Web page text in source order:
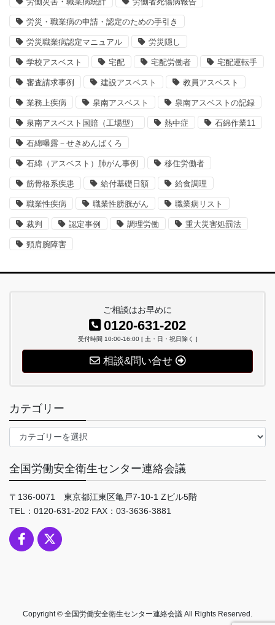
労災・職業病の申請・認定のための手引き
労災職業病認定マニュアル 労災隠し
学校アスベスト 宅配 宅配労働者 宅配運転手
審査請求事例 建設アスベスト 教員アスベスト
業務上疾病 泉南アスベスト 泉南アスベストの記録
泉南アスベスト国賠（工場型） 熱中症 石綿作業11
石綿曝露－せきめんばくろ
石綿（アスベスト）肺がん事例 移住労働者
筋骨格系疾患 給付基礎日額 給食調理
職業性疾病 職業性膀胱がん 職業病リスト
裁判 認定事例 調理労働 重大災害処罰法
頸肩腕障害
ご相談はお早めに
0120-631-202
受付時間 10:00-16:00 [ 土・日・祝日除く ]
相談&問い合せ
カテゴリー
テ
リ
ー
全国労働安全衛生センター連絡会議
〒136-0071 東京都江東区亀戸7-10-1 Zビル5階
TEL：0120-631-202 FAX：03-3636-3881
Copyright © 全国労働安全衛生センター連絡会議 All Rights Reserved.